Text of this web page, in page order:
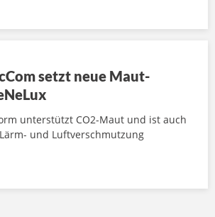
setzt neue Maut-
unterstützt CO2-Maut und ist auch
und Luftverschmutzung